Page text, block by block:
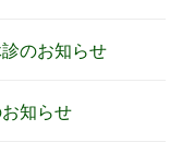
のお知らせ
知らせ